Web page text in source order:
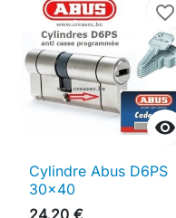

favorite_border
Cylindre Abus D6PS
30x40
24,20 €